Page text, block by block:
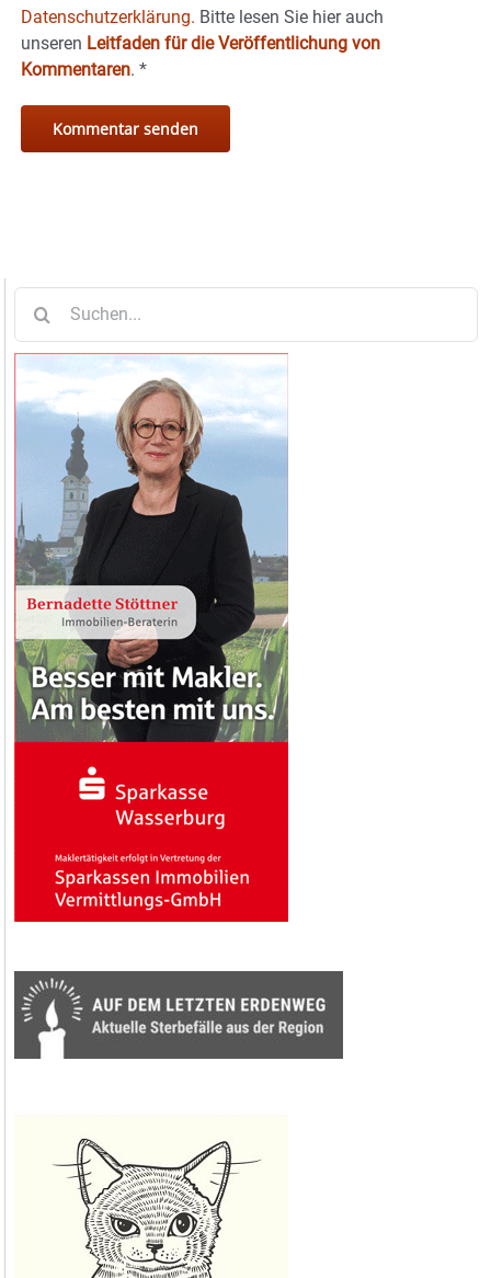
Datenschutzerklärung. Bitte lesen Sie hier auch
unseren Leitfaden für die Veröffentlichung von
Kommentaren. *
nach: